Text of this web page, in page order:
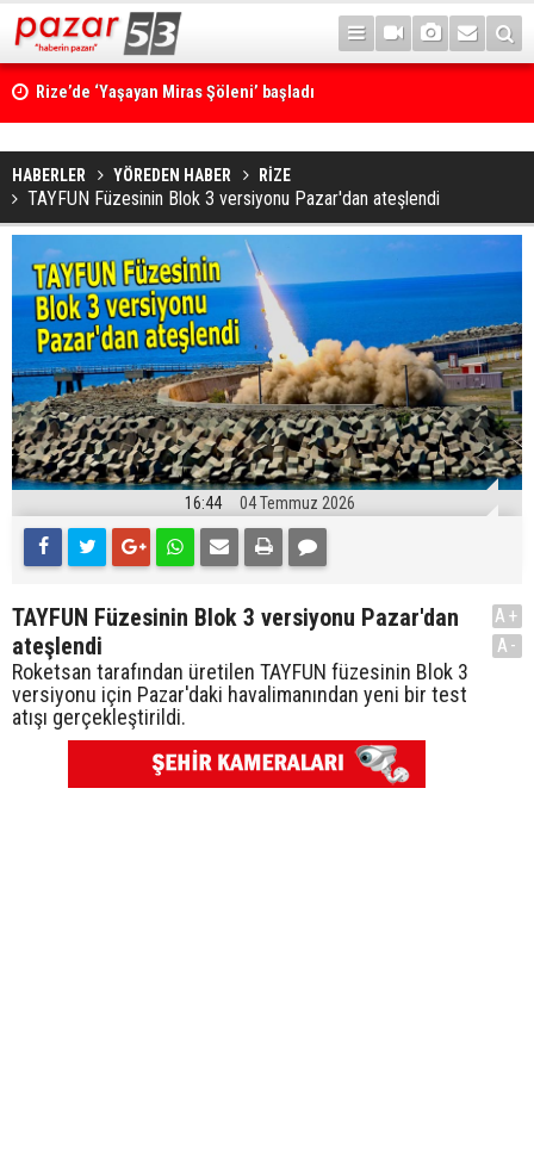
Rize’de ‘Yaşayan Miras Şöleni’ başladı
HABERLER YÖREDEN HABER RİZE
TAYFUN Füzesinin Blok 3 versiyonu Pazar'dan ateşlendi
16:44 04 Temmuz 2026
TAYFUN Füzesinin Blok 3 versiyonu Pazar'dan
ateşlendi
Roketsan tarafından üretilen TAYFUN füzesinin Blok 3
versiyonu için Pazar'daki havalimanından yeni bir test
atışı gerçekleştirildi.
A+
A-